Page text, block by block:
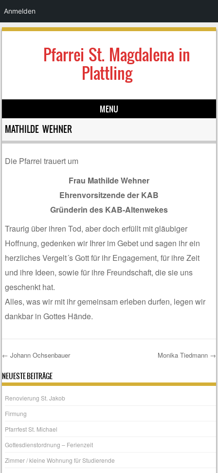
Pfarrei St. Magdalena in
Plattling
MENU
Skip to content
MATHILDE WEHNER
Die Pfarrei trauert um
Frau Mathilde Wehner
Ehrenvorsitzende der KAB
Gründerin des KAB-Altenwekes
Traurig über ihren Tod, aber doch erfüllt mit gläubiger
Hoffnung, gedenken wir Ihrer im Gebet und sagen ihr ein
herzliches Vergelt´s Gott für ihr Engagement, für ihre Zeit
und ihre Ideen, sowie für ihre Freundschaft, die sie uns
geschenkt hat.
Alles, was wir mit ihr gemeinsam erleben durfen, legen wir
dankbar in Gottes Hände.
Post navigation
← Johann Ochsenbauer Monika Tiedmann →
NEUESTE BEITRÄGE
Renovierung St. Jakob
Firmung
Pfarrfest St. Michael
Gottesdienstordnung – Ferienzeit
Zimmer / kleine Wohnung für Studierende
Anmelden